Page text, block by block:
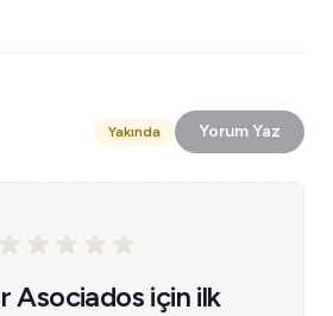
Yakında Yorum Yaz
Asociados için ilk